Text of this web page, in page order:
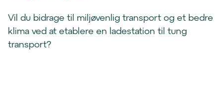
Vil du bidrage til miljøvenlig transport og et bedre
klima ved at etablere en ladestation til tung
transport?